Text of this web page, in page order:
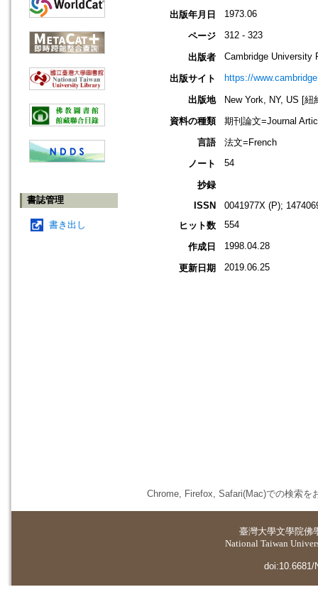
書誌管理
書き出し
出版年月日 1973.06
ページ 312 - 323
出版者 Cambridge University
出版サイト https://
出版地
New York, NY, US [
資料の種類
期刊論文=Journal
言語
法文=French
ノート
54
抄録
ISSN
0041977X (P);
ヒット数
554
作成日 1998.04.28
更新日期 2019.06.25
Chrome, Firefox, Safari(Mac)での検索を
臺灣大學文學院佛
National Taiwan
doi:10.6681/